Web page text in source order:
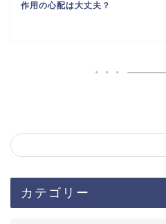
作用の心配は大丈夫？
カテゴリー